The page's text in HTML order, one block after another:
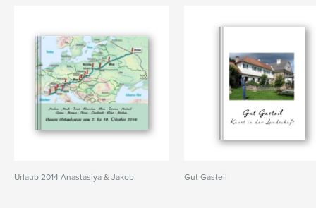
Urlaub 2014 Anastasiya & Jakob Gut Gasteil